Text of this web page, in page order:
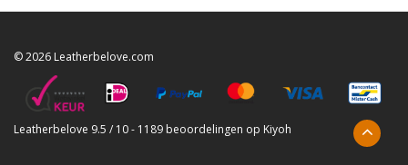
© 2026 Leatherbelove.com
Leatherbelove 9.5 / 10- 1189 beoordelingen op Kiyoh